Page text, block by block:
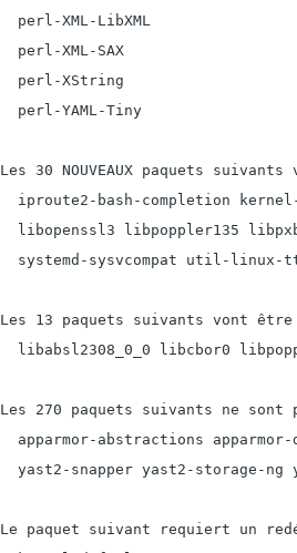
perl-XML-LibXML
perl-XML-SAX
perl-XString
perl-YAML-Tiny
Les 30 NOUVEAUX paquets
iproute2-bash-completion
libopenssl3 libpoppler135
systemd-sysvcompat util-linux-
Les 13 paquets suivants vont être
libabsl2308_0_0 libcbor0
Les 270 paquets suivants ne
apparmor-abstractions
yast2-snapper yast2-storage-ng
Le paquet suivant requiert un